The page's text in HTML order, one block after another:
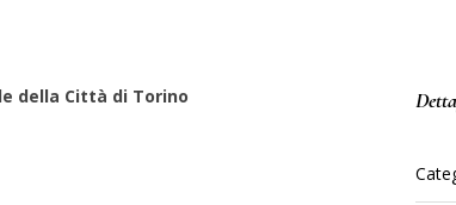
della Città di Torino